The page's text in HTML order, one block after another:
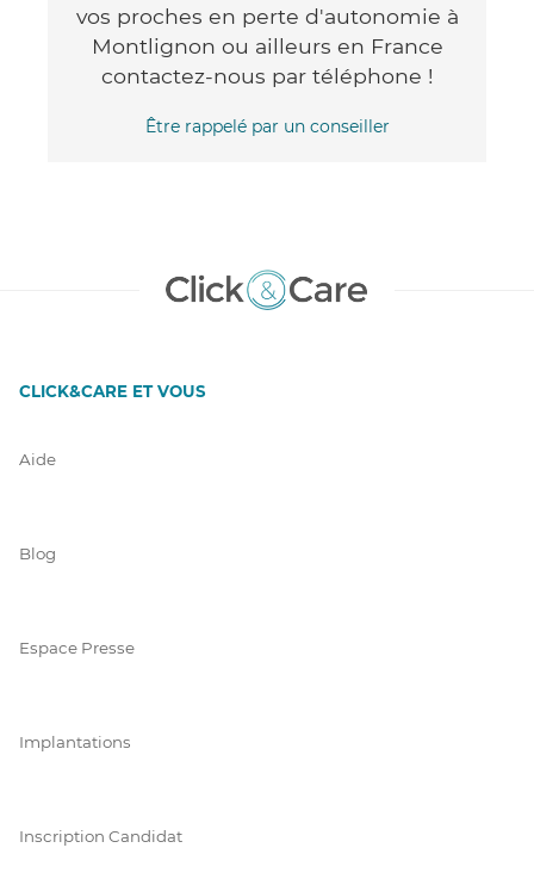
vos proches en perte d'autonomie à
Montlignon ou ailleurs en France
contactez-nous par téléphone !
Être rappelé par un conseiller
CLICK&CARE ET VOUS
Aide
Blog
Espace Presse
Implantations
Inscription Candidat